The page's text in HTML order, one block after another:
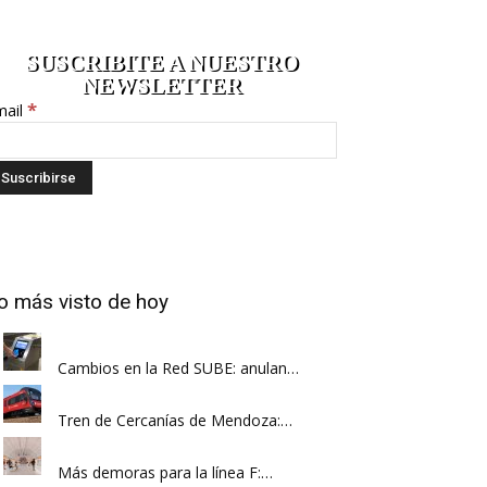
SUSCRIBITE A NUESTRO
NEWSLETTER
*
más visto de hoy
Cambios en la Red SUBE: anulan…
Tren de Cercanías de Mendoza:…
Más demoras para la línea F:…